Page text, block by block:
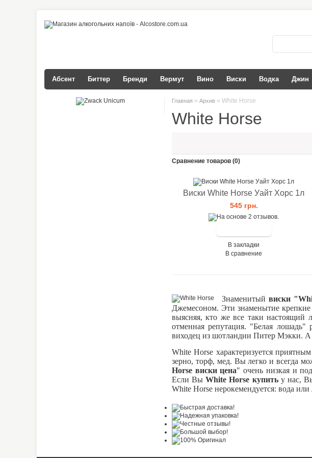
Абсент Биттер Бренди Вермут Вино Виски Водка Джин
Главная » Архив » White Horse
White Horse
Сравнение товаров (0)
Виски White Horse Уайт Хорс 1л
545 грн.
В закладки
В сравнение
Знаменитый виски
Джемесоном. Эти знаменытие крепкие
выясняя, кто же все таки настоящий
отменная репутация. "Белая
виходец из шотландии Питер Мэкки. А
White Horse характеризуется
зерно, торф, мед. Вы легко и всегда
Horse виски цена" очень низкая и
Если ВыWhite Horse купить у нас,
White Horse нерокемендуется: вода